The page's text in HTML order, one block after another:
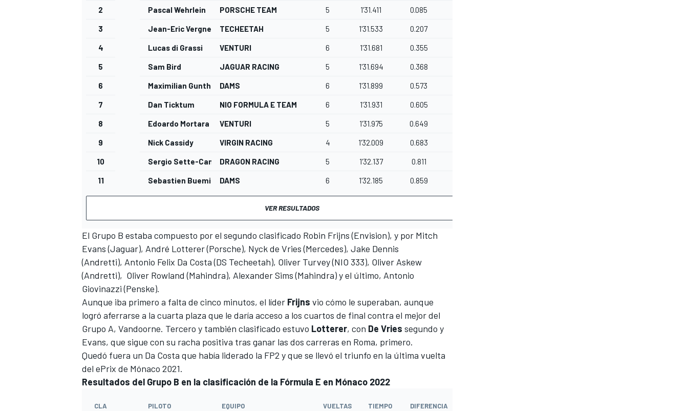
2 Pascal Wehrlein PORSCHE TEAM 5 1'31.411 0.085
3 Jean-Eric Vergne TECHEETAH 5 1'31.533 0.207
4 Lucas di Grassi VENTURI 6 1'31.681 0.355
5 Sam Bird JAGUAR RACING 5 1'31.694 0.368
6 Maximilian Gunther DAMS 6 1'31.899 0.573
7 Dan Ticktum NIO FORMULA E TEAM 6 1'31.931 0.605
8 Edoardo Mortara VENTURI 5 1'31.975 0.649
9 Nick Cassidy VIRGIN RACING 4 1'32.009 0.683
10 Sergio Sette-CamaraDRAGON RACING 5 1'32.137 0.811
11 Sebastien Buemi DAMS 6 1'32.185 0.859
VER RESULTADOS
El Grupo B estaba compuesto por el segundo clasificado Robin Frijns(Envision), y por Mitch
Evans(Jaguar), André Lotterer(Porsche), Nyck de Vries(Mercedes), Jake Dennis
(Andretti), Antonio Felix Da Costa(DS Techeetah), Oliver Turvey(NIO 333), Oliver Askew
(Andretti), Oliver Rowland (Mahindra), Alexander Sims(Mahindra) y el último, Antonio
Giovinazzi(Penske).
Aunque iba primero a falta de cinco minutos, el líder Frijns vio cómo le superaban, aunque
logró aferrarse a la cuarta plaza que le daría acceso a los cuartos de final contra el mejor del
Grupo A, Vandoorne. Tercero y también clasificado estuvo Lotterer, con De Vries segundo y
Evans, que sigue con su racha positiva tras ganar las dos carreras en Roma, primero.
Quedó fuera un Da Costa que había liderado la FP2 y que se llevó el triunfo en la última vuelta
del ePrix de Mónaco 2021.
Resultados del Grupo B en la clasificación de la Fórmula E en Mónaco 2022
CLA PILOTO EQUIPO VUELTAS TIEMPO DIFERENCIA